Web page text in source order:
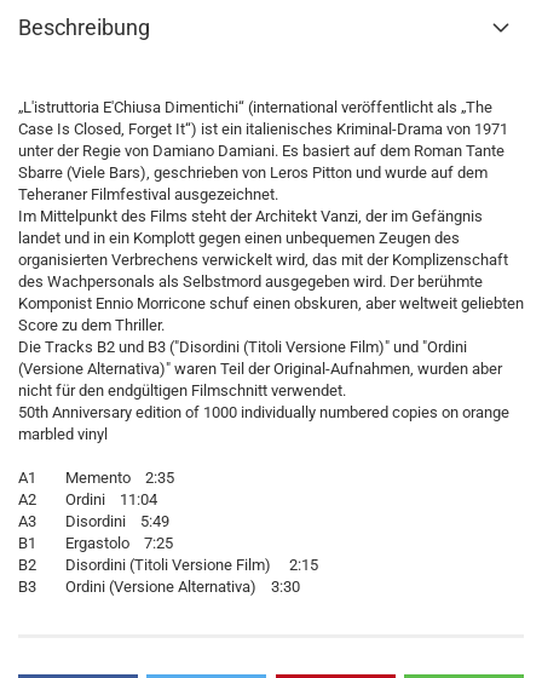
Beschreibung
„L'istruttoria E'Chiusa Dimentichi“ (international veröffentlicht als „The
Case Is Closed, Forget It“) ist ein italienisches Kriminal-Drama von 1971
unter der Regie von Damiano Damiani. Es basiert auf dem Roman Tante
Sbarre (Viele Bars), geschrieben von Leros Pitton und wurde auf dem
Teheraner Filmfestival ausgezeichnet.
Im Mittelpunkt des Films steht der Architekt Vanzi, der im Gefängnis
landet und in ein Komplott gegen einen unbequemen Zeugen des
organisierten Verbrechens verwickelt wird, das mit der Komplizenschaft
des Wachpersonals als Selbstmord ausgegeben wird. Der berühmte
Komponist Ennio Morricone schuf einen obskuren, aber weltweit geliebten
Score zu dem Thriller.
Die Tracks B2 und B3 ("Disordini (Titoli Versione Film)" und "Ordini
(Versione Alternativa)" waren Teil der Original-Aufnahmen, wurden aber
nicht für den endgültigen Filmschnitt verwendet.
50th Anniversary edition of 1000 individually numbered copies on orange
marbled vinyl
A1 Memento 2:35
A2 Ordini 11:04
A3 Disordini 5:49
B1 Ergastolo 7:25
B2 Disordini (Titoli Versione Film) 2:15
B3 Ordini (Versione Alternativa) 3:30